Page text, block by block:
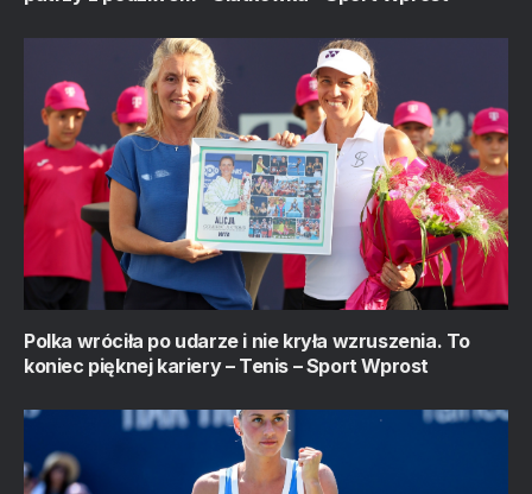
Polka wróciła po udarze i nie kryła wzruszenia. To
koniec pięknej kariery – Tenis – Sport Wprost